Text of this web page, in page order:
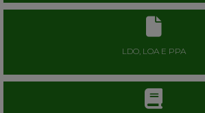
LDO, LOA E PPA